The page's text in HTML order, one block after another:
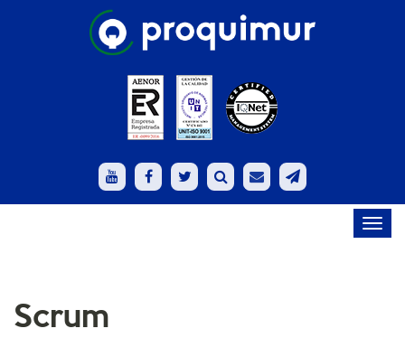
Scrum